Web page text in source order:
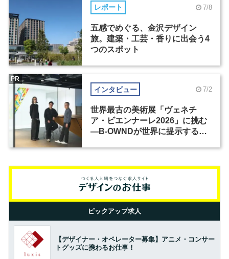
レポート 7/8
五感でめぐる、金沢デザイン
旅。建築・工芸・香りに出会う4
つのスポット
インタビュー 7/2
世界最古の美術展「ヴェネチ
ア・ビエンナーレ2026」に挑む
―B-OWNDが世界に提示する美
PR
ピックアップ求人
【デザイナー・オペレーター募集】アニメ・コンサー
トグッズに携わるお仕事！